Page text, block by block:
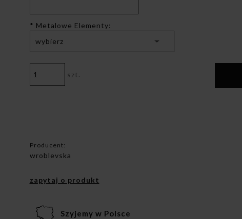
* Metalowe Elementy:
szt.
Producent:
wroblevska
zapytaj o produkt
Szyjemy w Polsce